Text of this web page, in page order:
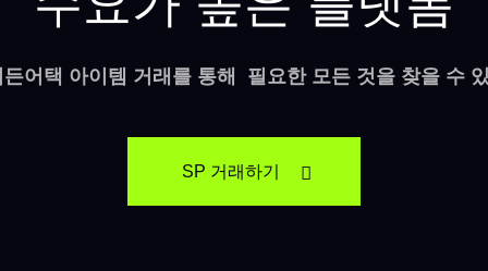
어택 아이템 거래를 통해 필요한 모든 것을 찾을 수
SP 거래하기